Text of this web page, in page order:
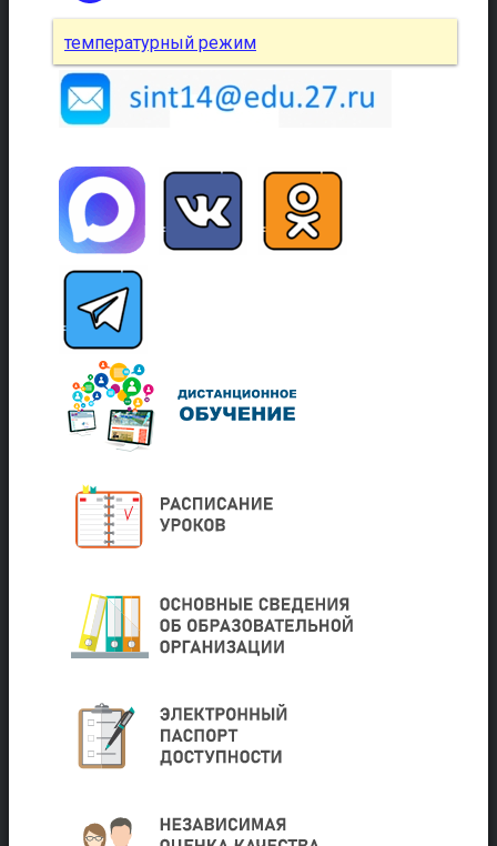
температурный режим